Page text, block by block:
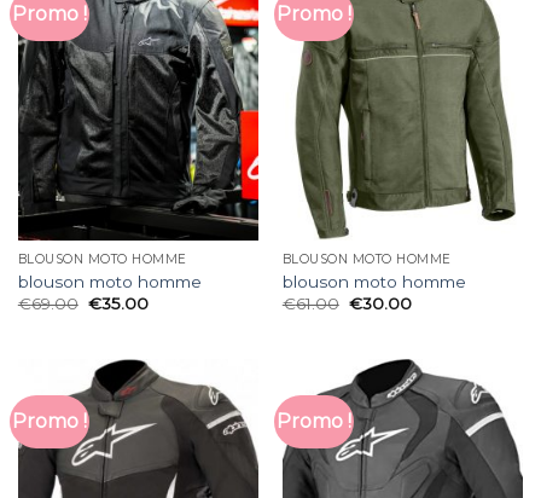
Promo !
BLOUSON MOTO HOMME
blouson moto homme
€69.00 €35.00
Promo !
BLOUSON MOTO HOMME
blouson moto homme
€61.00 €30.00
Promo ! Promo !